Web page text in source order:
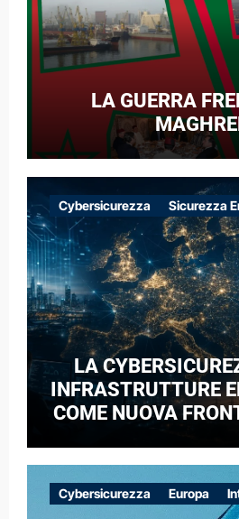
LA GUERRA
Cybersicurezza Sicurezza
LA
INFRASTRUTTURE
COME NUOVA
CASO DELLE RETI
EUROPEE NEL
GUERRA
Cybersicurezza Europa